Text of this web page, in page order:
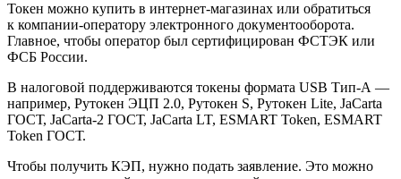
Токен можно купить в интернет-магазинах или обратиться
к компании-оператору электронного документооборота.
Главное, чтобы оператор был сертифицирован ФСТЭК или
ФСБ России.
В налоговой поддерживаются токены формата USB Тип-А —
например, Рутокен ЭЦП 2.0, Рутокен S, Рутокен Lite, JaCarta
ГОСТ, JaCarta-2 ГОСТ, JaCarta LT, ESMART Token, ESMART
Token ГОСТ.
Чтобы получить КЭП, нужно подать заявление. Это можно